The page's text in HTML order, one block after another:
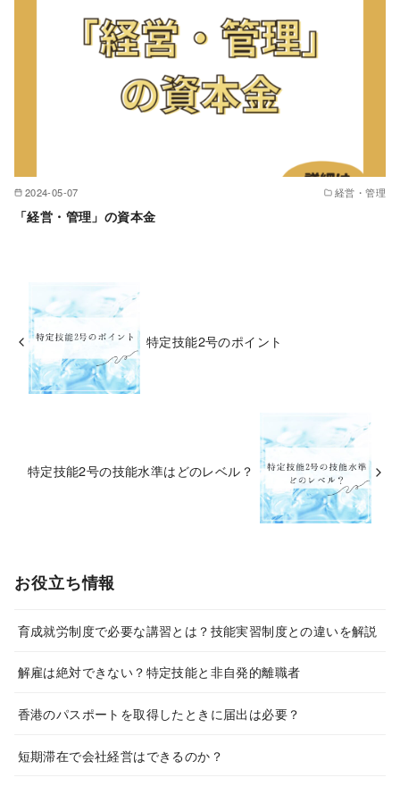
2024-05-07 経営・管理
「経営・管理」の資本金
特定技能2号のポイント
特定技能2号の技能水準はどのレベル？
お役立ち情報
育成就労制度で必要な講習とは？技能実習制度との違いを解説
解雇は絶対できない？特定技能と非自発的離職者
香港のパスポートを取得したときに届出は必要？
短期滞在で会社経営はできるのか？